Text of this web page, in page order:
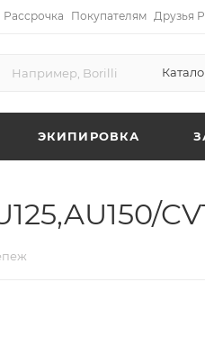
Рассрочка Покупателям Друзья
ЭКИПИРОВКА